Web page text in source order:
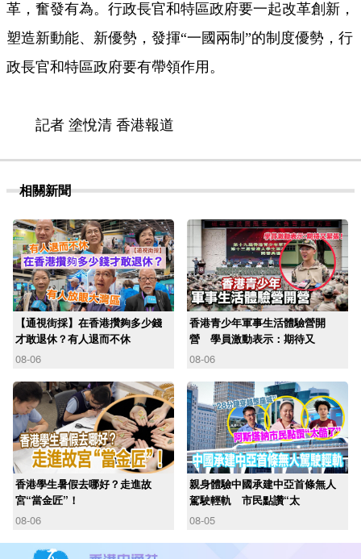
革，奮發有為。行政長官和特區政府要一起改革創新，
塑造新動能、新優勢，發揮“一國兩制”的制度優勢，行
政長官和特區政府要有帶領作用。
記者 塗悅清 香港報道
相關新聞
【通視街採】在香港攢夠多少錢
才敢退休？有人退而不休
08-06
香港青少年軍事生活體驗營開
營 學員激動表示：期待又
08-06
香港學生暑假去哪好？走進故
宮“當金匠”！
08-06
親身體驗中國承建中亞首條無人
駕駛輕軌 市民點讚“太
08-05